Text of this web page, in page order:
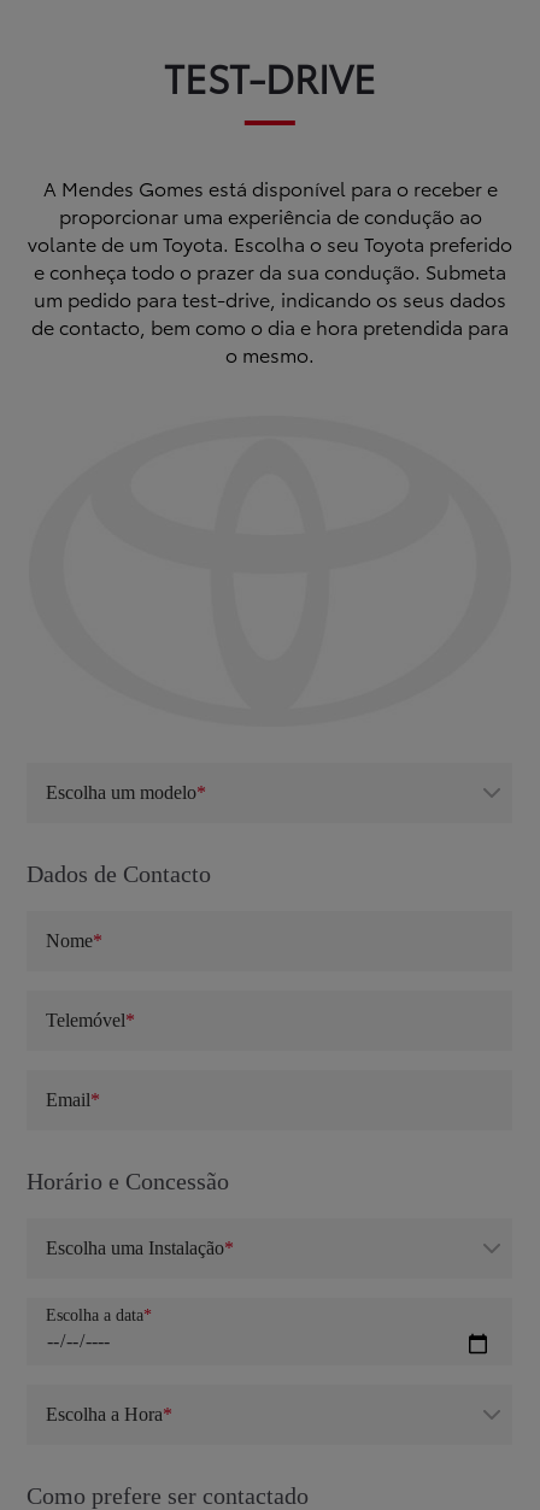
Registo
TEST-DRIVE
A Mendes Gomes está disponível para o receber e
proporcionar uma experiência de condução ao
volante de um Toyota. Escolha o seu Toyota preferido
e conheça todo o prazer da sua condução. Submeta
um pedido para test-drive, indicando os seus dados
de contacto, bem como o dia e hora pretendida para
o mesmo.
Escolha um modelo
Dados de Contacto
Nome
Telemóvel
Email
Horário e Concessão
Escolha uma Instalação
Escolha a data
Escolha a Hora
Como prefere ser contactado